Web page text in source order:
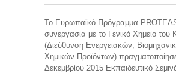
Το Ευρωπαϊκό Πρόγραμμα
συνεργασία με το Γενικό Χημείο του
(Διεύθυνση Ενεργειακών,
Χημικών Προϊόντων)
Δεκεμβρίου 2015 Εκπαιδευτικό